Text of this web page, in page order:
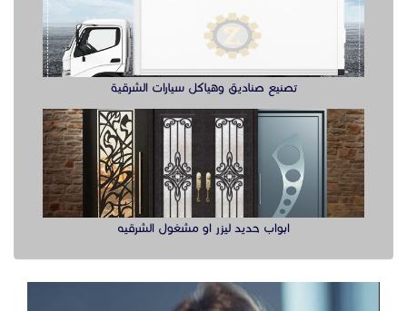
تصنيع صناديق وهياكل سيارات الشرقية
ابواب حديد ليزر او مشغول الشرقيه